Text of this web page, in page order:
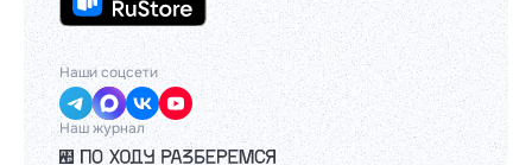
Наши соцсети
Наш журнал